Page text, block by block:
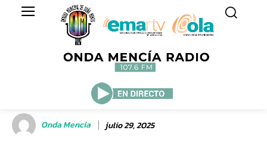
Onda Mencía julio 29, 2025